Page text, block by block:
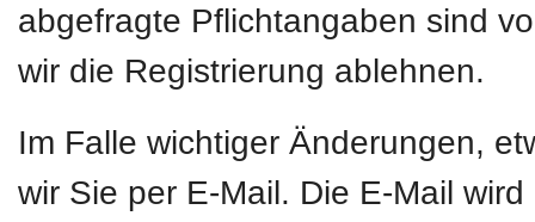
abgefragte Pflichtangaben sind
wir die Registrierung ablehnen.
Im Falle wichtiger Änderungen,
wir Sie per E-Mail. Die E-Mail